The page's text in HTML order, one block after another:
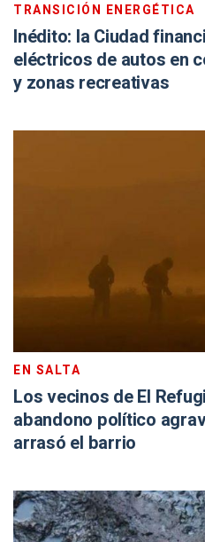
TRANSICIÓN ENERGÉTICA
Inédito: la Ciudad
eléctricos de autos en
y zonas recreativas
EN SALTA
Los vecinos de El
abandono político
arrasó el barrio